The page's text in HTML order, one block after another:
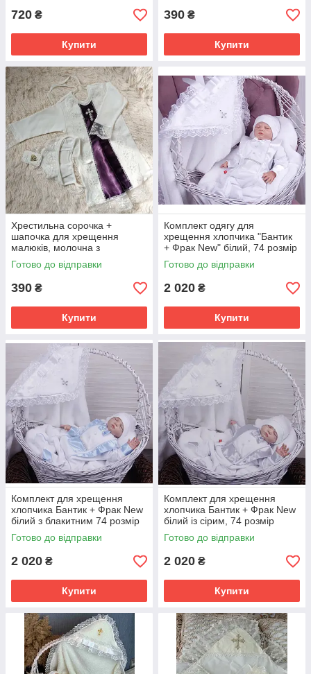
720 ₴
Купити
390 ₴
Купити
Хрестильна сорочка +
шапочка для хрещення
малюків, молочна з
фіолетовим
Готово до відправки
390 ₴
Купити
Комплект одягу для
хрещення хлопчика "Бантик
+ Фрак New" білий, 74 розмір
Готово до відправки
2 020 ₴
Купити
Комплект для хрещення
хлопчика Бантик + Фрак New
білий з блакитним 74 розмір
Готово до відправки
2 020 ₴
Купити
Комплект для хрещення
хлопчика Бантик + Фрак New
білий із сірим, 74 розмір
Готово до відправки
2 020 ₴
Купити